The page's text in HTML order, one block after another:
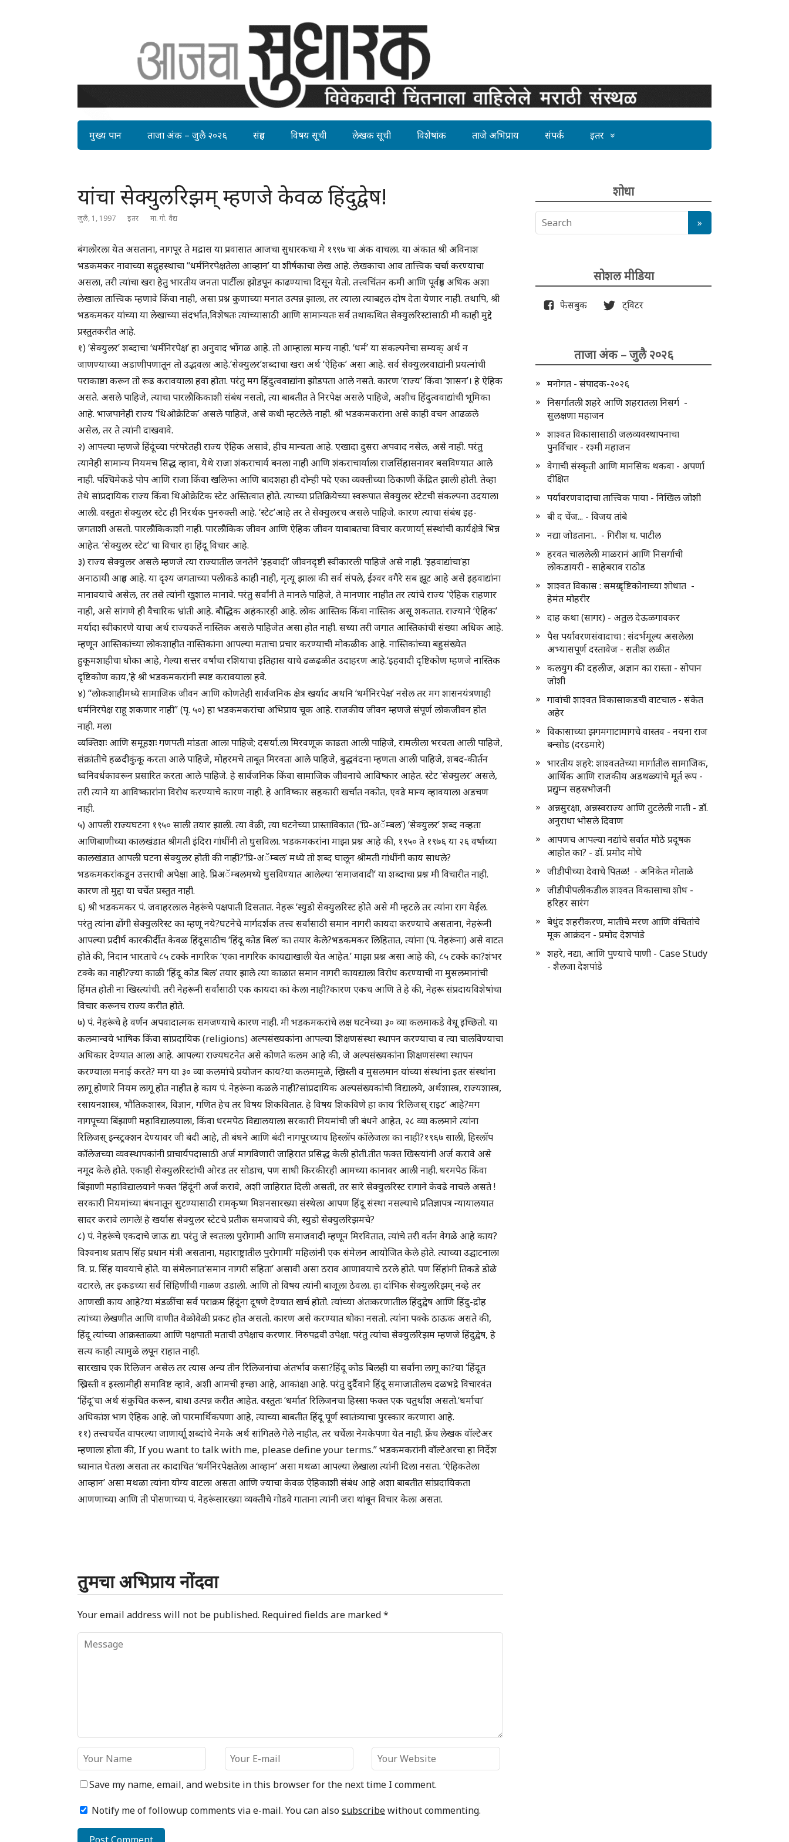
मुख्य पान ताजा अंक – जुलै २०२६ संग्रह विषय सूची लेखक सूची विशेषांक ताजे अभिप्राय संपर्क इतर
यांचा सेक्युलरिझम् म्हणजे केवळ हिंदुद्वेष!
जुलै, 1, 1997 इतर मा. गो. वैद्य
बंगलोरला येत असताना, नागपूर ते मद्रास या प्रवासात आजचा सुधारकचा मे १९९७ चा अंक वाचला. या अंकात श्री अविनाश
भडकमकर नावाच्या सद्गृहस्थाचा ‘‘धर्मनिरपेक्षतेला आव्हान’ या शीर्षकाचा लेख आहे. लेखकाचा आव तात्त्विक चर्चा करण्याचा
असला, तरी त्यांचा खरा हेतु भारतीय जनता पार्टीला झोडपून काढण्याचा दिसून येतो. तत्त्वचिंतन कमी आणि पूर्वग्रह अधिक अशा
लेखाला तात्त्विक म्हणावे किंवा नाही, असा प्रश्न कुणाच्या मनात उत्पन्न झाला, तर त्याला त्याबद्दल दोष देता येणार नाही. तथापि, श्री
भडकमकर यांच्या या लेखाच्या संदर्भात,विशेषतः त्यांच्यासाठी आणि सामान्यतः सर्व तथाकथित सेक्युलरिस्टांसाठी मी काही मुद्दे
प्रस्तुतकरीत आहे.
१) ‘सेक्युलर’ शब्दाचा ‘धर्मनिरपेक्ष’ हा अनुवाद भोंगळ आहे. तो आम्हाला मान्य नाही. ‘धर्म’ या संकल्पनेचा सम्यक् अर्थ न
जाणण्याच्या अडाणीपणातून तो उद्भवला आहे.‘सेक्युलर’शब्दाचा खरा अर्थ ‘ऐहिक’ असा आहे. सर्व सेक्युलरवाद्यांनी प्रयत्नांची
पराकाष्ठा करून तो रूढ करावयाला हवा होता. परंतु मग हिंदुत्ववाद्यांना झोडपता आले नसते. कारण ‘राज्य’ किंवा ‘शासन’। हे ऐहिक
असते. असले पाहिजे, त्याचा पारलौकिकाशी संबंध नसतो, त्या बाबतीत ते निरपेक्ष असले पाहिजे, अशीच हिंदुत्ववाद्यांची भूमिका
आहे. भाजपानेही राज्य ‘थिओक्रेटिक’ असले पाहिजे, असे कधी म्हटलेले नाही. श्री भडकमकरांना असे काही वचन आढळले
असेल, तर ते त्यांनी दाखवावे.
२) आपल्या म्हणजे हिंदूंच्या परंपरेतही राज्य ऐहिक असावे, हीच मान्यता आहे. एखादा दुसरा अपवाद नसेल, असे नाही. परंतु
त्यानेही सामान्य नियमच सिद्ध व्हावा, येथे राजा शंकराचार्य बनला नाही आणि शंकराचार्याला राजसिंहासनावर बसविण्यात आले
नाही. पश्चिमेकडे पोप आणि राजा किंवा खलिफा आणि बादशहा ही दोन्ही पदे एका व्यक्तीच्या ठिकाणी केंद्रित झाली होती. तेव्हा
तेथे सांप्रदायिक राज्य किंवा थिओक्रेटिक स्टेट अस्तित्वात होते. त्याच्या प्रतिक्रियेच्या स्वरूपात सेक्युलर स्टेटची संकल्पना उदयाला
आली. वस्तुतः सेक्युलर स्टेट ही निरर्थक पुनरुक्ती आहे. ‘स्टेट’आहे तर ते सेक्युलरच असले पाहिजे. कारण त्याचा संबंध इह-
जगताशी असतो. पारलौकिकाशी नाही. पारलौकिक जीवन आणि ऐहिक जीवन याबाबतचा विचार करणार्या् संस्थांची कार्यक्षेत्रे भिन्न
आहेत. ‘सेक्युलर स्टेट’ चा विचार हा हिंदू विचार आहे.
३) राज्य सेक्युलर असले म्हणजे त्या राज्यातील जनतेने ‘इहवादी’ जीवनदृष्टी स्वीकारली पाहिजे असे नाही. ‘इहवाद्यांचा’हा
अनाठायी आग्रह आहे. या दृश्य जगताच्या पलीकडे काही नाही, मृत्यू झाला की सर्व संपले, ईश्वर वगैरे सब झूट आहे असे इहवाद्यांना
मानावयाचे असेल, तर तसे त्यांनी खुशाल मानावे. परंतु सर्वांनी ते मानले पाहिजे, ते मानणार नाहीत तर त्यांचे राज्य ‘ऐहिक राहणार
नाही, असे सांगणे ही वैचारिक भ्रांती आहे. बौद्धिक अहंकारही आहे. लोक आस्तिक किंवा नास्तिक असू शकतात. राज्याने ‘ऐहिक’
मर्यादा स्वीकारणे याचा अर्थ राज्यकर्ते नास्तिक असले पाहिजेत असा होत नाही. सध्या तरी जगात आस्तिकांची संख्या अधिक आहे.
म्हणून आस्तिकांच्या लोकशाहीत नास्तिकांना आपल्या मताचा प्रचार करण्याची मोकळीक आहे. नास्तिकांच्या बहुसंख्येत
हुकूमशाहीचा धोका आहे, गेल्या सत्तर वर्षांचा रशियाचा इतिहास याचे ढळढळीत उदाहरण आहे.‘इहवादी दृष्टिकोण म्हणजे नास्तिक
दृष्टिकोण काय,’हे श्री भडकमकरांनी स्पष्ट करावयाला हवे.
४) “लोकशाहीमध्ये सामाजिक जीवन आणि कोणतेही सार्वजनिक क्षेत्र खर्याद अथनि ‘धर्मनिरपेक्ष’ नसेल तर मग शासनयंत्रणाही
धर्मनिरपेक्ष राहू शकणार नाही” (पृ. ५०) हा भडकमकरांचा अभिप्राय चूक आहे. राजकीय जीवन म्हणजे संपूर्ण लोकजीवन होत
नाही. मला
व्यक्तिशः आणि समूहशः गणपती मांडता आला पाहिजे; दसर्या.ला मिरवणूक काढता आली पाहिजे, रामलीला भरवता आली पाहिजे,
संक्रांतीचे हळदीकुंकू करता आले पाहिजे, मोहरमचे ताबूत मिरवता आले पाहिजे, बुद्धवंदना म्हणता आली पाहिजे, शबद-कीर्तन
ध्वनिवर्धकावरून प्रसारित करता आले पाहिजे. हे सार्वजनिक किंवा सामाजिक जीवनाचे आविष्कार आहेत. स्टेट ‘सेक्युलर’ असले,
तरी त्याने या आविष्कारांना विरोध करण्याचे कारण नाही. हे आविष्कार सहकारी खर्चात नकोत, एवढे मान्य व्हावयाला अडचण
नाही.
५) आपली राज्यघटना १९५० साली तयार झाली. त्या वेळी, त्या घटनेच्या प्रास्ताविकात (‘प्रि-अॅम्बल’) ‘सेक्युलर’ शब्द नव्हता
आणिबाणीच्या कालखंडात श्रीमती इंदिरा गांधींनी तो घुसविला. भडकमकरांना माझा प्रश्न आहे की, १९५० ते १९७६ या २६ वर्षांच्या
कालखंडात आपली घटना सेक्युलर होती की नाही?‘प्रि-अॅम्बल’ मध्ये तो शब्द घालून श्रीमती गांधींनी काय साधले?
भडकमकरांकडून उत्तराची अपेक्षा आहे. प्रिअॅम्बलमध्ये घुसविण्यात आलेल्या ‘समाजवादी’ या शब्दाचा प्रश्न मी विचारीत नाही.
कारण तो मुद्दा या चर्चेत प्रस्तुत नाही.
६) श्री भडकमकर पं. जवाहरलाल नेहरूंचे पक्षपाती दिसतात. नेहरू ‘स्युडो सेक्युलरिस्ट होते असे मी म्हटले तर त्यांना राग येईल.
परंतु त्यांना ढोंगी सेक्युलरिस्ट का म्हणू नये?घटनेचे मार्गदर्शक तत्त्व सर्वांसाठी समान नागरी कायदा करण्याचे असताना, नेहरूंनी
आपल्या प्रदीर्घ कारकीर्दीत केवळ हिंदूसाठीच ‘हिंदू कोड बिल’ का तयार केले?भडकमकर लिहितात, त्यांना (पं. नेहरूंना) असे वाटत
होते की, निदान भारताचे ८५ टक्के नागरिक ‘एका नागरिक कायद्याखाली येत आहेत.’ माझा प्रश्न असा आहे की, ८५ टक्के का?शंभर
टक्के का नाही?ज्या काळी ‘हिंदू कोड बिल’ तयार झाले त्या काळात समान नागरी कायद्याला विरोध करण्याची ना मुसलमानांची
हिंमत होती ना खिस्त्यांची. तरी नेहरूंनी सर्वांसाठी एक कायदा कां केला नाही?कारण एकच आणि ते हे की, नेहरू संप्रदायविशेषांचा
विचार करूनच राज्य करीत होते.
७) पं. नेहरूंचे हे वर्णन अपवादात्मक समजण्याचे कारण नाही. मी भडकमकरांचे लक्ष घटनेच्या ३० व्या कलमाकडे वेधू इच्छितो. या
कलमान्वये भाषिक किंवा सांप्रदायिक (religions) अल्पसंख्यकांना आपल्या शिक्षणसंस्था स्थापन करण्याचा व त्या चालविण्याचा
अधिकार देण्यात आला आहे. आपल्या राज्यघटनेत असे कोणते कलम आहे की, जे अल्पसंख्यकांना शिक्षणसंस्था स्थापन
करण्याला मनाई करते? मग या ३० व्या कलमांचे प्रयोजन काय?या कलमामुळे, ख्रिस्ती व मुसलमान यांच्या संस्थांना इतर संस्थांना
लागू होणारे नियम लागू होत नाहीत हे काय पं. नेहरूंना कळले नाही?सांप्रदायिक अल्पसंख्यकांची विद्यालये, अर्थशास्त्र, राज्यशास्त्र,
रसायनशास्त्र, भौतिकशास्त्र, विज्ञान, गणित हेच तर विषय शिकवितात. हे विषय शिकविणे हा काय ‘रिलिजस् राइट’ आहे?मग
नागपूच्या बिंझाणी महाविद्यालयाला, किंवा धरमपेठ विद्यालयाला सरकारी नियमांची जी बंधने आहेत, २८ व्या कलमाने त्यांना
रिलिजस् इन्स्ट्रक्शन देण्यावर जी बंदी आहे, ती बंधने आणि बंदी नागपूरच्याच हिस्लॉप कॉलेजला का नाही?१९६७ साली, हिस्लॉप
कॉलेजच्या व्यवस्थापकांनी प्राचार्यपदासाठी अर्ज मागविणारी जाहिरात प्रसिद्ध केली होती.तीत फक्त खिस्त्यांनी अर्ज करावे असे
नमूद केले होते. एकाही सेक्युलरिस्टांची ओरड तर सोडाच, पण साधी किरकीरही आमच्या कानावर आली नाही. धरमपेठ किंवा
बिंझाणी महाविद्यालयाने फक्त ‘हिंदूंनी अर्ज करावे, अशी जाहिरात दिली असती, तर सारे सेक्युलरिस्ट रागाने केवढे नाचले असते !
सरकारी नियमांच्या बंधनातून सुटण्यासाठी रामकृष्ण मिशनसारख्या संस्थेला आपण हिंदू संस्था नसल्याचे प्रतिज्ञापत्र न्यायालयात
सादर करावे लागले! हे खर्यास सेक्युलर स्टेटचे प्रतीक समजायचे की, स्युडो सेक्युलरिझमचे?
८) पं. नेहरूंचे एकदाचे जाऊ द्या. परंतु जे स्वतःला पुरोगामी आणि समाजवादी म्हणून मिरवितात, त्यांचे तरी वर्तन वेगळे आहे काय?
विश्वनाथ प्रताप सिंह प्रधान मंत्री असताना, महाराष्ट्रातील पुरोगामी’ महिलांनी एक संमेलन आयोजित केले होते. त्याच्या उद्घाटनाला
वि. प्र. सिंह यावयाचे होते. या संमेलनात‘समान नागरी संहिता’ असावी असा ठराव आणावयाचे ठरले होते. पण सिंहांनी तिकडे डोळे
वटारले, तर इकडच्या सर्व सिंहिणींची गाळण उडाली. आणि तो विषय त्यांनी बाजूला ठेवला. हा दांभिक सेक्युलरिझम् नव्हे तर
आणखी काय आहे?या मंडळींचा सर्व पराक्रम हिंदूंना दूषणे देण्यात खर्च होतो. त्यांच्या अंतःकरणातील हिंदुद्वेष आणि हिंदु-द्रोह
त्यांच्या लेखणीत आणि वाणीत वेळोवेळी प्रकट होत असतो. कारण असे करण्यात धोका नसतो. त्यांना पक्के ठाऊक असते की,
हिंदू त्यांच्या आक्रस्ताळ्या आणि पक्षपाती मताची उपेक्षाच करणार. निरुपद्रवी उपेक्षा. परंतु त्यांचा सेक्युलरिझम म्हणजे हिंदुद्वेष, हे
सत्य काही त्यामुळे लपून राहात नाही.
सारखाच एक रिलिजन असेल तर त्यास अन्य तीन रिलिजनांचा अंतर्भाव कसा?हिंदू कोड बिलही या सर्वांना लागू का?या ‘हिंदूत
ख्रिस्ती व इस्लामीही समाविष्ट व्हावे, अशी आमची इच्छा आहे, आकांक्षा आहे. परंतु दुर्दैवाने हिंदू समाजातीलच दळभद्रे विचारवंत
‘हिंदू’चा अर्थ संकुचित करून, बाधा उत्पन्न करीत आहेत. वस्तुतः ‘धर्मात’ रिलिजनचा हिस्सा फक्त एक चतुर्थांश असतो.‘धर्माचा’
अधिकांश भाग ऐहिक आहे. जो पारमार्थिकपणा आहे, त्याच्या बाबतीत हिंदू पूर्ण स्वातंत्र्याचा पुरस्कार करणारा आहे.
११) तत्त्वचर्चेत वापरल्या जाणार्याू शब्दांचे नेमके अर्थ सांगितले गेले नाहीत, तर चर्चेला नेमकेपणा येत नाही. फ्रेंच लेखक वॉल्टेअर
म्हणाला होता की, If you want to talk with me, please define your terms.” भडकमकरांनी वॉल्टेअरचा हा निर्देश
ध्यानात घेतला असता तर कादाचित ‘धर्मनिरपेक्षतेला आव्हान’ असा मथळा आपल्या लेखाला त्यांनी दिला नसता. ‘ऐहिकतेला
आव्हान’ असा मथळा त्यांना योग्य वाटला असता आणि ज्याचा केवळ ऐहिकाशी संबंध आहे अशा बाबतीत सांप्रदायिकता
आणणाच्या आणि ती पोसणाच्या पं. नेहरूंसारख्या व्यक्तीचे गोडवे गाताना त्यांनी जरा थांबून विचार केला असता.
तुमचा अभिप्राय नोंदवा
Your email address will not be published. Required fields are marked*
Save my name, email, and website in this browser for the next time I comment.
Notify me of followup comments via e-mail. You can alsosubscribewithout commenting.
शोधा
सोशल मीडिया
फेसबुक ट्विटर
ताजा अंक – जुलै २०२६
मनोगत - संपादक-२०२६
निसर्गातली शहरे आणि शहरातला निसर्ग -
सुलक्षणा महाजन
शाश्वत विकासासाठी जलव्यवस्थापनाचा
पुनर्विचार - रश्मी महाजन
वेगाची संस्कृती आणि मानसिक थकवा - अपर्णा
दीक्षित
पर्यावरणवादाचा तात्त्विक पाया - निखिल जोशी
बी द चेंज... - विजय तांबे
नद्या जोडताना.. - गिरीश घ. पाटील
हरवत चाललेली माळरानं आणि निसर्गाची
लोकडायरी - साहेबराव राठोड
शाश्वत विकास : समग्र दृष्टिकोनाच्या शोधात -
हेमंत मोहरीर
दाह कथा (सागर) - अतुल देऊळगावकर
पैस पर्यावरणसंवादाचा : संदर्भमूल्य असलेला
अभ्यासपूर्ण दस्तावेज - सतीश लळीत
कलयुग की दहलीज, अज्ञान का रास्ता - सोपान
जोशी
गावांची शाश्वत विकासाकडची वाटचाल - संकेत
अहेर
विकासाच्या झगमगाटामागचे वास्तव - नयना राज
बन्सोड (दरडमारे)
भारतीय शहरे: शाश्वततेच्या मार्गातील सामाजिक,
आर्थिक आणि राजकीय अडथळ्यांचे मूर्त रूप -
प्रद्युम्न सहस्रभोजनी
अन्नसुरक्षा, अन्नस्वराज्य आणि तुटलेली नाती - डॉ.
अनुराधा भोसले दिवाण
आपणच आपल्या नद्यांचे सर्वात मोठे प्रदूषक
आहोत का? - डॉ. प्रमोद मोघे
जीडीपीच्या देवाचे पितळ! - अनिकेत मोताळे
जीडीपीपलीकडील शाश्वत विकासाचा शोध -
हरिहर सारंग
बेधुंद शहरीकरण, मातीचे मरण आणि वंचितांचे
मूक आक्रंदन - प्रमोद देशपांडे
शहरे, नद्या, आणि पुण्याचे पाणी - Case Study
- शैलजा देशपांडे